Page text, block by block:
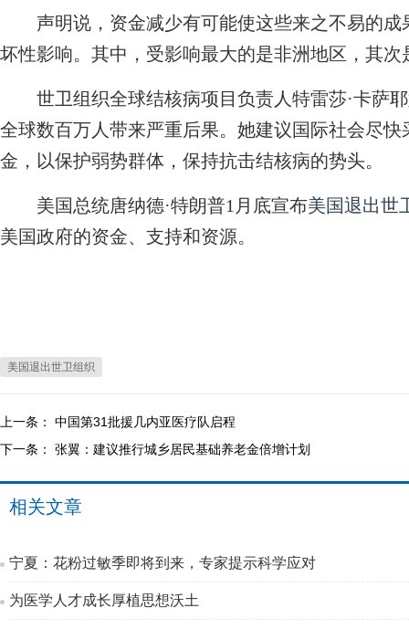
声明说，资金减少有可能使这些来之不易的成
坏性影响。其中，受影响最大的是非洲地区，其
世卫组织全球结核病项目负责人特雷莎·卡萨耶
全球数百万人带来严重后果。她建议国际社会尽
金，以保护弱势群体，保持抗击结核病的势头。
美国总统唐纳德·特朗普1月底宣布美国退出世
美国政府的资金、支持和资源。
美国退出世卫组织
上一条： 中国第31批援几内亚医疗队启程
下一条： 张翼：建议推行城乡居民基础养老金倍增计划
相关文章
宁夏：花粉过敏季即将到来，专家提示科学应对
为医学人才成长厚植思想沃土